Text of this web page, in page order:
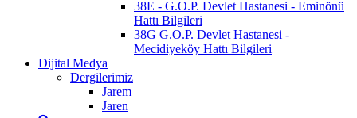
38E - G.O.P. Devlet Hastanesi - Eminönü
Hattı Bilgileri
38G G.O.P. Devlet Hastanesi -
Mecidiyeköy Hattı Bilgileri
Dijital Medya
Dergilerimiz
Jarem
Jaren